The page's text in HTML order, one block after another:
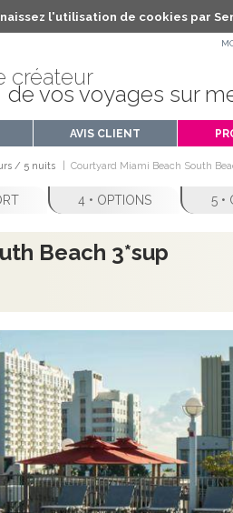
l'utilisation de cookies par
créateur
de vos voyages sur
AVIS CLIENT
/ 5 nuits Courtyard Miami Beach South
4 • OPTIONS 5 •
Beach 3*sup